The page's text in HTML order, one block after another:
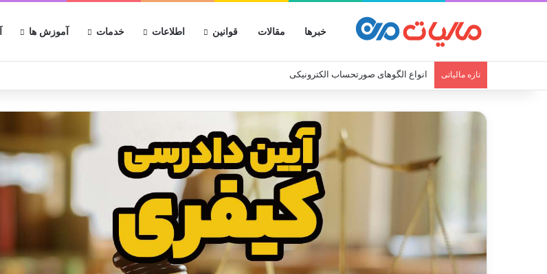
خبرها مقالات قوانین اطلاعات خدمات آموزش ها
تازه مالیاتی انواع الگوهای صورتحساب الکترونیکی